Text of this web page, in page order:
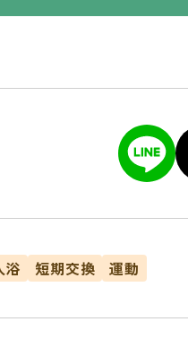
浴 短期交換 運動